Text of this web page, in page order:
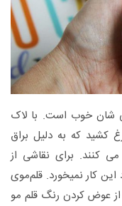
شان خوب است. با لاک
کشید که به دلیل براق
کنند. برای نقاشی از
کار نمیخورد. قلم‌موی
عوض کردن رنگ قلم ‌مو